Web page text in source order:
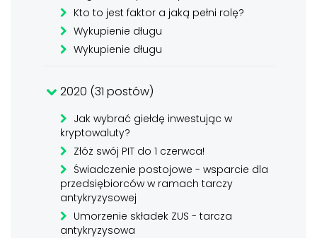
Kto to jest faktor a jaką pełni rolę?
Wykupienie długu
Wykupienie długu
2020 (31 postów)
Jak wybrać giełdę inwestując w
kryptowaluty?
Złóż swój PIT do 1 czerwca!
Świadczenie postojowe - wsparcie dla
przedsiębiorców w ramach tarczy
antykryzysowej
Umorzenie składek ZUS - tarcza
antykryzysowa